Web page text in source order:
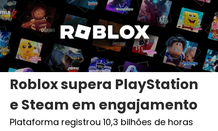
Roblox supera PlayStation
e Steam em engajamento
Plataforma registrou 10,3 bilhões de horas